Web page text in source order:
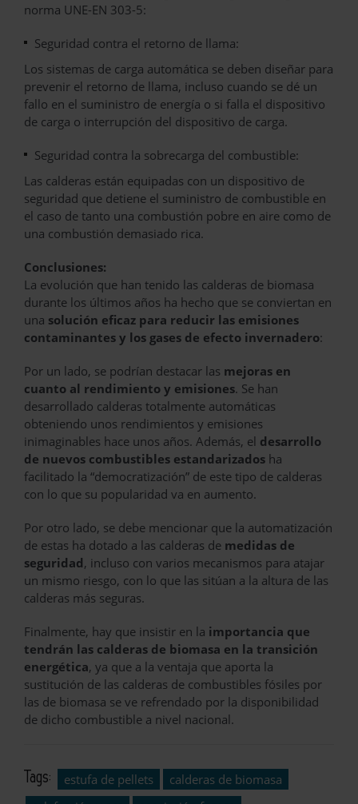
norma UNE-EN 303-5:
Seguridad contra el retorno de llama:
Los sistemas de carga automática se deben diseñar para
prevenir el retorno de llama, incluso cuando se dé un
fallo en el suministro de energía o si falla el dispositivo
de carga o interrupción del dispositivo de carga.
Seguridad contra la sobrecarga del combustible:
Las calderas están equipadas con un dispositivo de
seguridad que detiene el suministro de combustible en
el caso de tanto una combustión pobre en aire como de
una combustión demasiado rica.
Conclusiones:
La evolución que han tenido las calderas de biomasa
durante los últimos años ha hecho que se conviertan en
una solución eficaz para reducir las emisiones
contaminantes y los gases de efecto invernadero:
Por un lado, se podrían destacar las mejoras en
cuanto al rendimiento y emisiones. Se han
desarrollado calderas totalmente automáticas
obteniendo unos rendimientos y emisiones
inimaginables hace unos años. Además, el desarrollo
de nuevos combustibles estandarizados ha
facilitado la “democratización” de este tipo de calderas
con lo que su popularidad va en aumento.
Por otro lado, se debe mencionar que la automatización
de estas ha dotado a las calderas de medidas de
seguridad, incluso con varios mecanismos para atajar
un mismo riesgo, con lo que las sitúan a la altura de las
calderas más seguras.
Finalmente, hay que insistir en la importancia que
tendrán las calderas de biomasa en la transición
energética, ya que a la ventaja que aporta la
sustitución de las calderas de combustibles fósiles por
las de biomasa se ve refrendado por la disponibilidad
de dicho combustible a nivel nacional.
Tags: estufa de pellets
calderas de biomasa